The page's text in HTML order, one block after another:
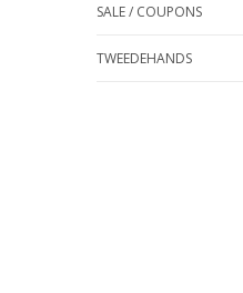
SALE / COUPONS
TWEEDEHANDS